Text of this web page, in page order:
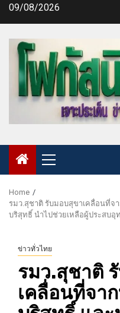
Skip09/08/2026
Primary
Menu
Home
รมว.สุชาติ รับมอบสุขาเคลื่อนที่จ
บริสุทธิ์ นำไปช่วยเหลือผู้ประสบอุ
ข่าวทั่วไทย
รมว.สุชาติ
เคลื่อนที่จา